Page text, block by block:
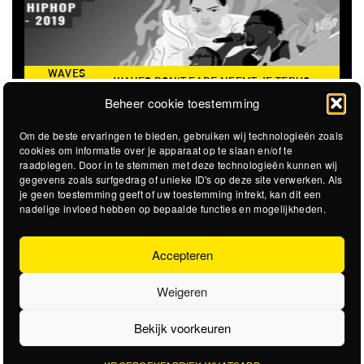
Beheer cookie toestemming
Om de beste ervaringen te bieden, gebruiken wij technologieën zoals
cookies om informatie over je apparaat op te slaan en/of te
raadplegen. Door in te stemmen met deze technologieën kunnen wij
gegevens zoals surfgedrag of unieke ID's op deze site verwerken. Als
je geen toestemming geeft of uw toestemming intrekt, kan dit een
nadelige invloed hebben op bepaalde functies en mogelijkheden.
Accepteren
Weigeren
Bekijk voorkeuren
DON’T
WAVES DON'T FADE NEEMT JE TERUG
NAAR DE ICONISCHE ZOMER VAN 2016
THE